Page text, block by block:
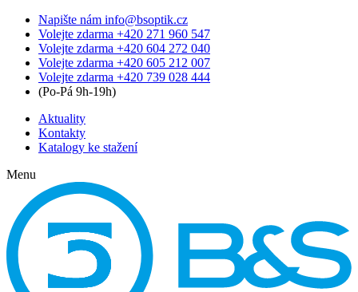
Napište nám info@bsoptik.cz
Volejte zdarma +420 271 960 547
Volejte zdarma +420 604 272 040
Volejte zdarma +420 605 212 007
Volejte zdarma +420 739 028 444
(Po-Pá 9h-19h)
Aktuality
Kontakty
Katalogy ke stažení
Menu